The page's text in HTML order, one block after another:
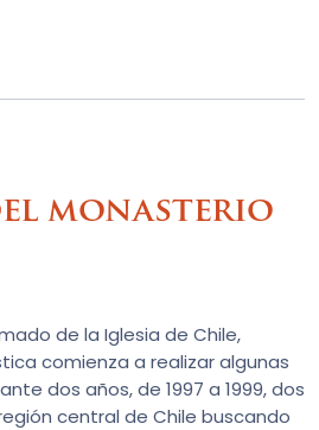
monasterio
de la Iglesia de Chile,
comienza a realizar algunas
dos años, de 1997 a 1999, dos
central de Chile buscando